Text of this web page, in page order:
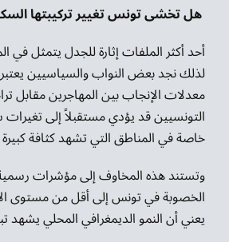
هل تخشى تونس تغيير تركيبتها
أحد أكثر الملفات إثارة للجدل يتمثل في
لذلك نجد بعض النواب والسياسيين
معدلات الإنجاب بين المهاجرين مقابل
التونسيين قد يؤدي مستقبلاً إلى
خاصة في المناطق التي تشهد كثافة
وتستند هذه المخاوف إلى مؤشرات
الخصوبة في تونس إلى أقل من مستوى
يعني أن النمو الديمغرافي المحلي يشهد